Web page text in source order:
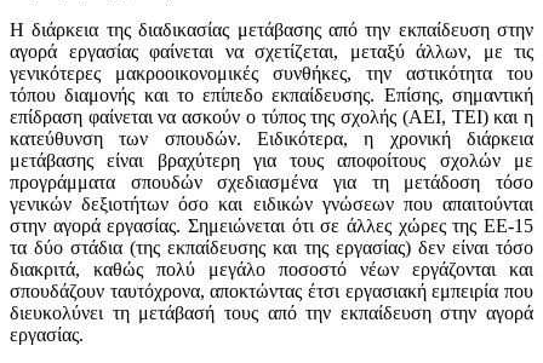
Η διάρκεια της διαδικασίας μετάβασης από την εκπαίδευση στην
αγορά εργασίας φαίνεται να σχετίζεται, μεταξύ άλλων, με τις
γενικότερες μακροοικονομικές συνθήκες, την αστικότητα του
τόπου διαμονής και το επίπεδο εκπαίδευσης. Επίσης, σημαντική
επίδραση φαίνεται να ασκούν ο τύπος της σχολής (ΑΕΙ, ΤΕΙ) και η
κατεύθυνση των σπουδών. Ειδικότερα, η χρονική διάρκεια
μετάβασης είναι βραχύτερη για τους αποφοίτους σχολών με
προγράμματα σπουδών σχεδιασμένα για τη μετάδοση τόσο
γενικών δεξιοτήτων όσο και ειδικών γνώσεων που απαιτούνται
στην αγορά εργασίας. Σημειώνεται ότι σε άλλες χώρες της ΕΕ-15
τα δύο στάδια (της εκπαίδευσης και της εργασίας) δεν είναι τόσο
διακριτά, καθώς πολύ μεγάλο ποσοστό νέων εργάζονται και
σπουδάζουν ταυτόχρονα, αποκτώντας έτσι εργασιακή εμπειρία που
διευκολύνει τη μετάβασή τους από την εκπαίδευση στην αγορά
εργασίας.